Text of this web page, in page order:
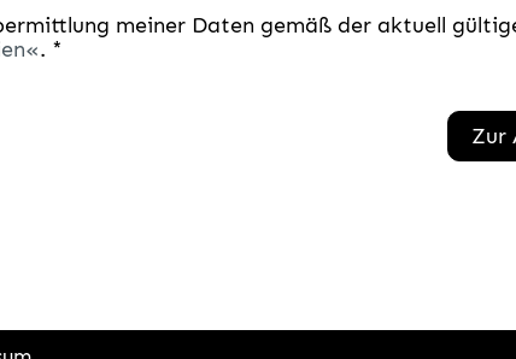
meiner Daten gemäß der aktuell
. *
Zur